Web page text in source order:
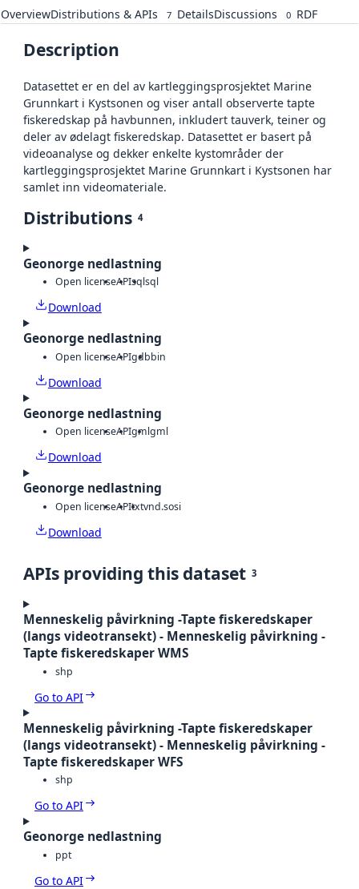
OverviewDistributions & APIs 7 DetailsDiscussions 0 RDF
Description
Datasettet er en del av kartleggingsprosjektet Marine
Grunnkart i Kystsonen og viser antall observerte tapte
fiskeredskap på havbunnen, inkludert tauverk, teiner og
deler av ødelagt fiskeredskap. Datasettet er basert på
videoanalyse og dekker enkelte kystområder der
kartleggingsprosjektet Marine Grunnkart i Kystsonen har
samlet inn videomateriale.
Distributions 4
Geonorge nedlastning
Open licenseAPIsqlsql
Download
Geonorge nedlastning
Open licenseAPIgdbbin
Download
Geonorge nedlastning
Open licenseAPIgmlgml
Download
Geonorge nedlastning
Open licenseAPItxtvnd.sosi
Download
APIs providing this dataset 3
Menneskelig påvirkning -Tapte fiskeredskaper
(langs videotransekt) - Menneskelig påvirkning -
Tapte fiskeredskaper WMS
shp
Go to API
Menneskelig påvirkning -Tapte fiskeredskaper
(langs videotransekt) - Menneskelig påvirkning -
Tapte fiskeredskaper WFS
shp
Go to API
Geonorge nedlastning
ppt
Go to API